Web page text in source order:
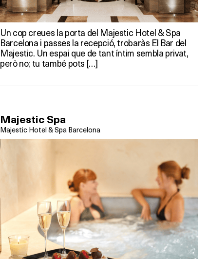
Un cop creues la porta del Majestic Hotel & Spa
Barcelona i passes la recepció, trobaràs El Bar del
Majestic. Un espai que de tant íntim sembla privat,
però no; tu també pots […]
Majestic Spa
Majestic Hotel & Spa Barcelona